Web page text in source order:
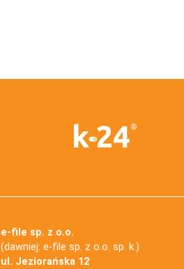
e-file sp. z o.o.
(dawniej: e-file sp. z o.o. sp. k.)
ul. Jeziorańska 12